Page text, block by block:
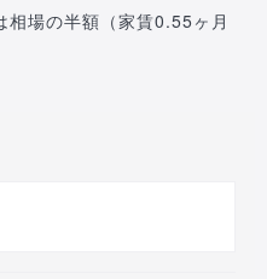
場の半額（家賃0.55ヶ月